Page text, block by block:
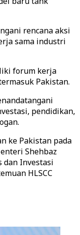
rencana aksi
sama industri
forum kerja
Pakistan.
pendidikan,
ke Pakistan pada
Shehbaz
dan Investasi
HLSCC